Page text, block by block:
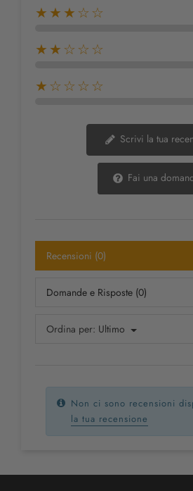
★★★☆☆
★★☆☆☆
★☆☆☆☆
Scrivi la tua
Fai una
Recensioni (0)
Domande e Risposte (0)
Ordina per: Ultimo
Non ci sono recensioni
la tua recensione